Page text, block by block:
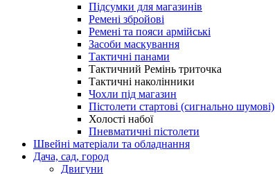
Підсумки для магазинів
Ремені збройові
Ремені та пояси армійські
Засоби маскування
Тактичні панами
Тактичний Ремінь триточка
Тактичні наколінники
Чохли під магазин
Пістолети стартові (сигнально шумові)
Холості набої
Пневматичні пістолети
Швейні матеріали та обладнання
Дача, сад, город
Двигуни